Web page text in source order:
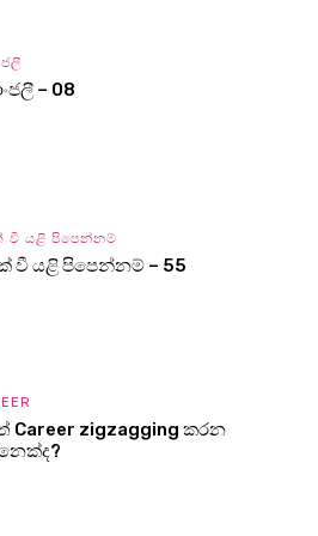
– 08
වී යළි පිපෙන්නම්
වී යළි පිපෙන්නම් – 55
Career zigzagging කරන